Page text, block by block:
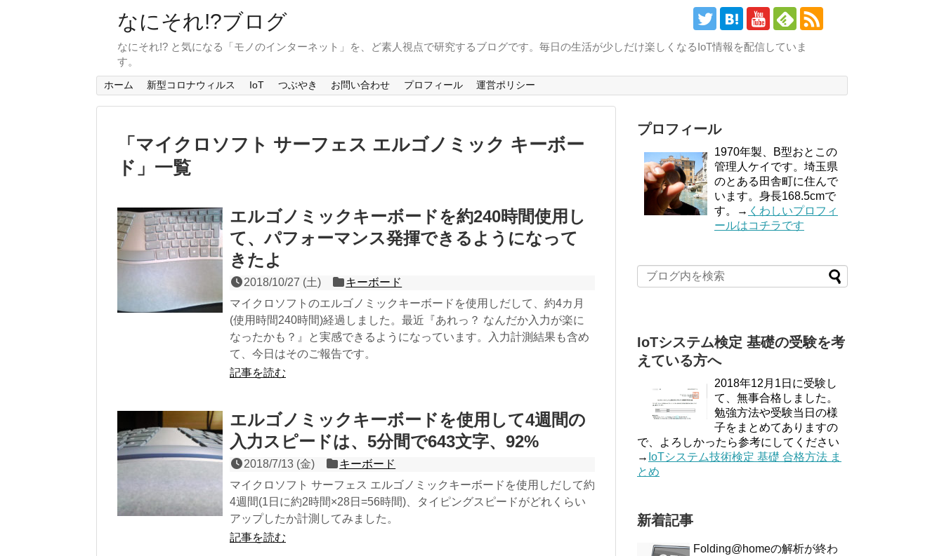
なにそれ!?ブログ
なにそれ!? と気になる「モノのインターネット」を、ど素人視点で研究するブログです。毎日の生活が少しだけ楽しくなるIoT情報を配信していま
す。
ホーム 新型コロナウィルス IoT つぶやき お問い合わせ プロフィール 運営ポリシー
「 マイクロソフト サーフェス エルゴノミック キーボー
ド 」 一覧
エルゴノミックキーボードを約240時間使用し
て、パフォーマンス発揮できるようになって
きたよ
2018/10/27 (土)
キーボード
マイクロソフトのエルゴノミックキーボードを使用しだして、約4カ月
(使用時間240時間)経過しました。最近『あれっ？ なんだか入力が楽に
なったかも？』と実感できるようになっています。入力計測結果も含め
て、今日はそのご報告です。
記事を読む
エルゴノミックキーボードを使用して4週間の
入力スピードは、5分間で643文字、92%
2018/7/13 (金)
キーボード
マイクロソフト サーフェス エルゴノミックキーボードを使用しだして約
4週間(1日に約2時間×28日=56時間)、タイピングスピードがどれくらい
アップしたか計測してみました。
記事を読む
プロフィール
1970年製、B型おとこの
管理人ケイです。埼玉県
のとある田舎町に住んで
います。身長168.5cmで
す。→ くわしいプロフィ
ールはコチラです
IoTシステム検定 基礎の受験を考
えている方へ
2018年12月1日に受験し
て、無事合格しました。
勉強方法や受験当日の様
子をまとめてありますの
で、よろしかったら参考にしてください
→ IoTシステム技術検定 基礎 合格方法 ま
とめ
新着記事
Folding@homeの解析が終わ